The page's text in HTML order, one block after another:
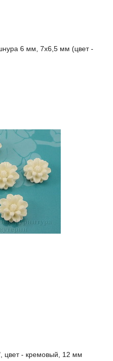
6 мм, 7х6,5 мм (цвет -
цвет - кремовый, 12 мм